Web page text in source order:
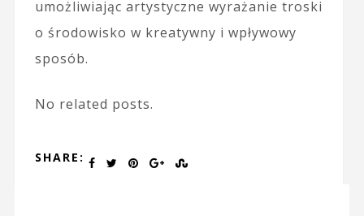
umożliwiając artystyczne wyrażanie troski
o środowisko w kreatywny i wpływowy
sposób.
No related posts.
SHARE: